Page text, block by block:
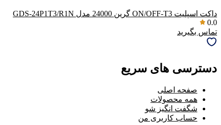
داکت اسپلیت ON/OFF-T3 گرین 24000 مدل GDS-24P1T3/R1N
0.0
تماس بگیرید
دسترسی های سریع
صفحه اصلی
همه محصولات
شگفت انگیز شو
حساب کاربری من